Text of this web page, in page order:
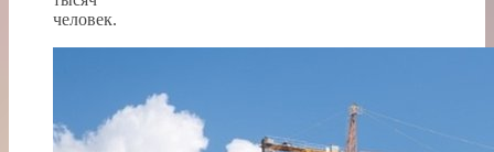
человек.